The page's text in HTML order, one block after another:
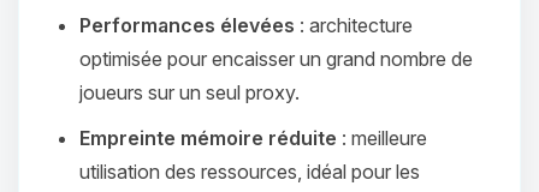
Performances élevées : architecture
optimisée pour encaisser un grand nombre de
joueurs sur un seul proxy.
Empreinte mémoire réduite : meilleure
utilisation des ressources, idéal pour les